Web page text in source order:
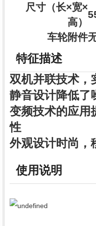
尺寸（长×宽×
高）
车轮附件
特征描述
双机并联技术，
静音设计降低了
变频技术的应用
性
外观设计时尚，
使用说明